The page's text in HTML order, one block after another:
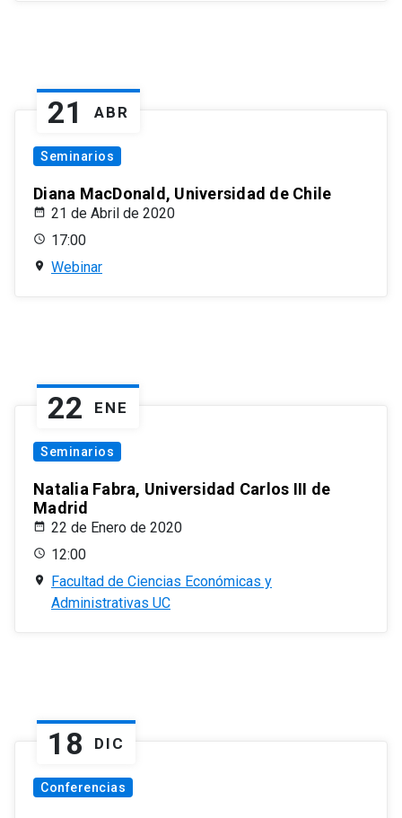
21 ABR
Seminarios
Diana MacDonald, Universidad de Chile
21 de Abril de 2020
17:00
Webinar
22 ENE
Seminarios
Natalia Fabra, Universidad Carlos III de
Madrid
22 de Enero de 2020
12:00
Facultad de Ciencias Económicas y
Administrativas UC
18 DIC
Conferencias